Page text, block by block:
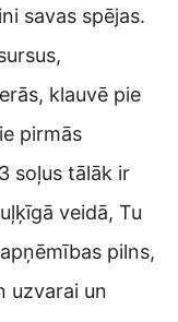
savas spējas.
klauvē pie
pirmās
soļus tālāk ir
veidā, Tu
pilns,
uzvarai un